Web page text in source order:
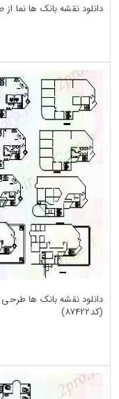
دانلود نقشه بانک ها نما از
دانلود نقشه بانک ها طرحی
(کد87422)